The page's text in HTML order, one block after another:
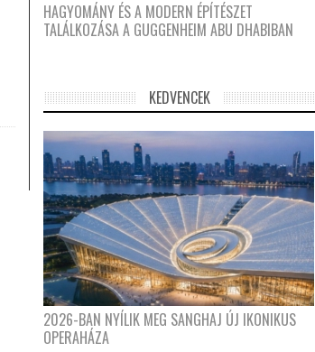
HAGYOMÁNY ÉS A MODERN ÉPÍTÉSZET
TALÁLKOZÁSA A GUGGENHEIM ABU DHABIBAN
KEDVENCEK
2026-BAN NYÍLIK MEG SANGHAJ ÚJ IKONIKUS
OPERAHÁZA